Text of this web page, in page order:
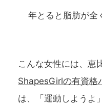
年とると脂肪が全
こんな女性には、恵
ShapesGirlの有資格
は、「運動しようよ